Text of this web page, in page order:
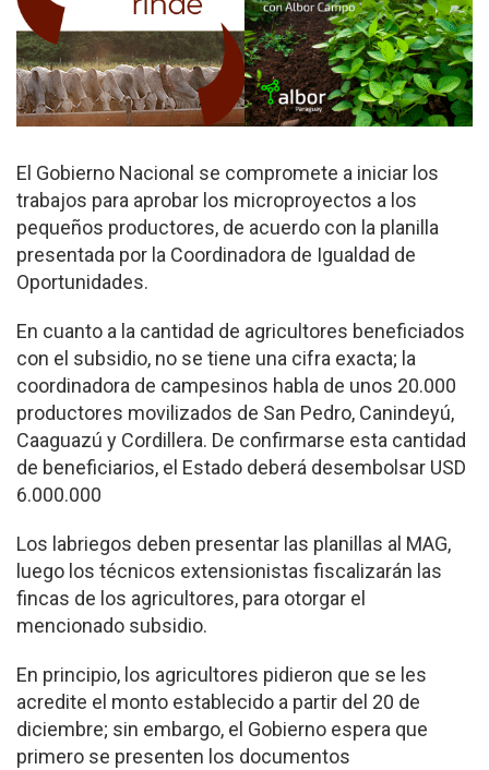
El Gobierno Nacional se compromete a iniciar los
trabajos para aprobar los microproyectos a los
pequeños productores, de acuerdo con la planilla
presentada por la Coordinadora de Igualdad de
Oportunidades.
En cuanto a la cantidad de agricultores beneficiados
con el subsidio, no se tiene una cifra exacta; la
coordinadora de campesinos habla de unos 20.000
productores movilizados de San Pedro, Canindeyú,
Caaguazú y Cordillera. De confirmarse esta cantidad
de beneficiarios, el Estado deberá desembolsar USD
6.000.000
Los labriegos deben presentar las planillas al MAG,
luego los técnicos extensionistas fiscalizarán las
fincas de los agricultores, para otorgar el
mencionado subsidio.
En principio, los agricultores pidieron que se les
acredite el monto establecido a partir del 20 de
diciembre; sin embargo, el Gobierno espera que
primero se presenten los documentos